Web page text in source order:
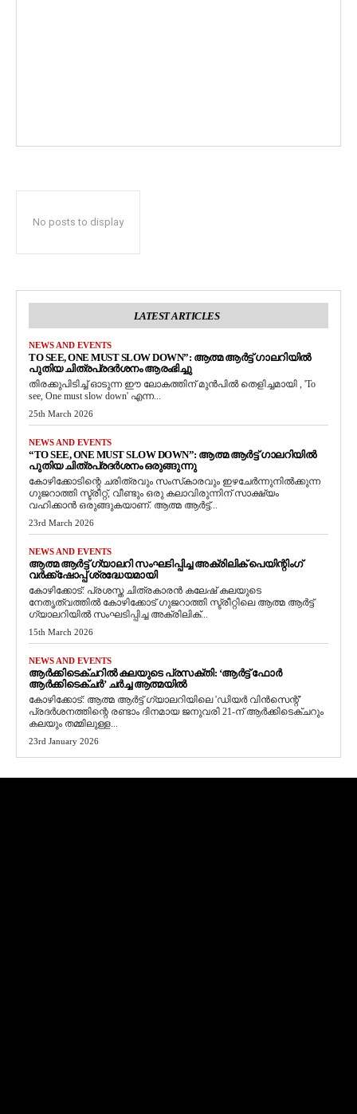
No posts to display
LATEST ARTICLES
NEWS AND EVENTS
TO SEE, ONE MUST SLOW DOWN”: ആത്മ ആർട്ട് ഗാലറിയിൽ
പുതിയ ചിത്രപ്രദർശനം ആരംഭിച്ചു
തിരക്കുപിടിച്ച് ഓടുന്ന ഈ ലോകത്തിന് മുൻപിൽ തെളിച്ചമായി , 'To
see, One must slow down' എന്ന...
25th March 2026
NEWS AND EVENTS
“TO SEE, ONE MUST SLOW DOWN”: ആത്മ ആർട്ട് ഗാലറിയിൽ
പുതിയ ചിത്രപ്രദർശനം ഒരുങ്ങുന്നു
കോഴിക്കോടിന്റെ ചരിത്രവും സംസ്‌കാരവും ഇഴചേർന്നുനിൽക്കുന്ന
ഗുജറാത്തി സ്ട്രീറ്റ്, വീണ്ടും ഒരു കലാവിരുന്നിന് സാക്ഷ്യം
വഹിക്കാൻ ഒരുങ്ങുകയാണ്. ആത്മ ആർട്ട്...
23rd March 2026
NEWS AND EVENTS
ആത്മ ആർട്ട് ഗ്യാലറി സംഘടിപ്പിച്ച അക്രിലിക് പെയിന്റിംഗ്
വർക്ക്‌ഷോപ്പ് ശ്രദ്ധേയമായി
കോഴിക്കോട്: പ്രശസ്ത ചിത്രകാരൻ കലേഷ് കലയുടെ
നേതൃത്വത്തിൽ കോഴിക്കോട് ഗുജറാത്തി സ്ട്രീറ്റിലെ ആത്മ ആർട്ട്
ഗ്യാലറിയിൽ സംഘടിപ്പിച്ച അക്രിലിക്...
15th March 2026
NEWS AND EVENTS
ആർക്കിടെക്ചറിൽ കലയുടെ പ്രസക്തി: ‘ആർട്ട് ഫോർ
ആർക്കിടെക്ചർ’ ചർച്ച ആത്മയിൽ
​കോഴിക്കോട്: ആത്മ ആർട്ട് ഗ്യാലറിയിലെ 'ഡിയർ വിൻസെന്റ്'
പ്രദർശനത്തിന്റെ രണ്ടാം ദിനമായ ജനുവരി 21-ന് ആർക്കിടെക്ചറും
കലയും തമ്മിലുള്ള...
23rd January 2026